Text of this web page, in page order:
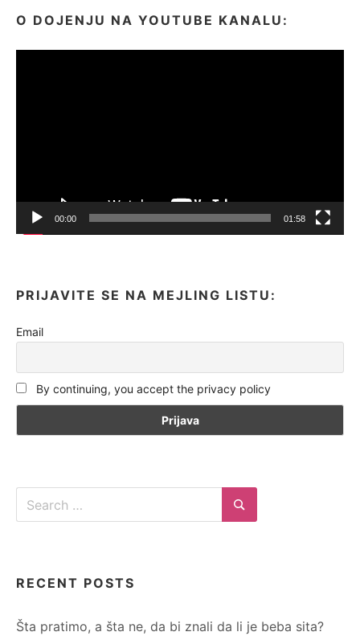
O DOJENJU NA YOUTUBE KANALU:
00:00 01:58
PRIJAVITE SE NA MEJLING LISTU:
Email
By continuing, you accept the privacy policy
Search
for:
Search
RECENT POSTS
Šta pratimo, a šta ne, da bi znali da li je beba sita?